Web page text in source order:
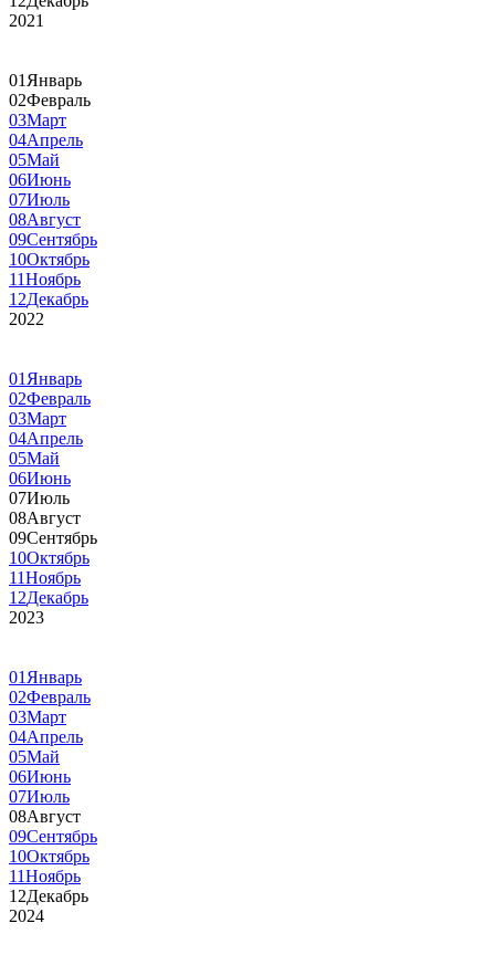
2021
01 Январь
02Февраль
03Март
04Апрель
05Май
06Июнь
07Июль
08Август
09Сентябрь
10Октябрь
11Ноябрь
12Декабрь
2022
01 Январь
02Февраль
03Март
04Апрель
05Май
06Июнь
07Июль
08Август
09Сентябрь
10Октябрь
11Ноябрь
12Декабрь
2023
01 Январь
02Февраль
03Март
04Апрель
05Май
06Июнь
07Июль
08Август
09Сентябрь
10Октябрь
11Ноябрь
12Декабрь
2024